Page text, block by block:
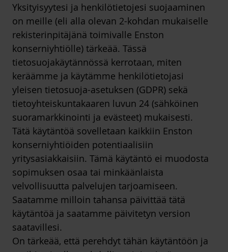
Yksityisyytesi ja henkilötietojesi suojaaminen
on meille (eli alla olevan 2-kohdan mukaiselle
rekisterinpitäjänä toimivalle Enston
konserniyhtiölle) tärkeää. Tässä
tietosuojakäytännössä kerrotaan, miten
keräämme ja käytämme henkilötietojasi
yleisen tietosuoja-asetuksen (GDPR) sekä
tietoyhteiskuntakaaren luvun 24 (sähköinen
suoramarkkinointi ja evästeet) mukaisesti.
Tätä käytäntöä sovelletaan kaikkiin Enston
konserniyhtiöiden potentiaalisiin
yritysasiakkaisiin. Tämä käytäntö ei muodosta
sopimuksen osaa tai minkäänlaista
velvollisuutta palvelujen tarjoamiseen.
Saatamme milloin tahansa päivittää tätä
käytäntöä ja saatamme päivitetyn version
saatavillesi.
On tärkeää, että perehdyt tähän käytäntöön ja